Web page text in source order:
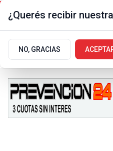
¿Querés recibir
NO, GRACIAS